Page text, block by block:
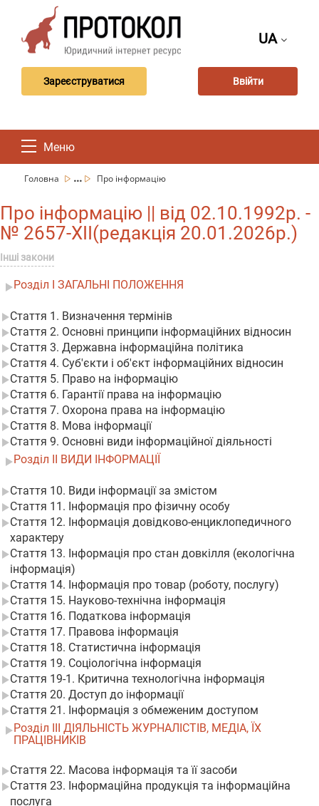
UA
Зареєструватися Ввійти
Меню
Головна ... Про інформацію
Про інформацію || від 02.10.1992р. -
№ 2657-XII(редакція 20.01.2026р.)
Інші закони
Розділ I ЗАГАЛЬНІ ПОЛОЖЕННЯ
Стаття 1. Визначення термінів
Стаття 2. Основні принципи інформаційних відносин
Стаття 3. Державна інформаційна політика
Стаття 4. Суб'єкти і об'єкт інформаційних відносин
Стаття 5. Право на інформацію
Стаття 6. Гарантії права на інформацію
Стаття 7. Охорона права на інформацію
Стаття 8. Мова інформації
Стаття 9. Основні види інформаційної діяльності
Розділ II ВИДИ ІНФОРМАЦІЇ
Стаття 10. Види інформації за змістом
Стаття 11. Інформація про фізичну особу
Стаття 12. Інформація довідково-енциклопедичного
характеру
Стаття 13. Інформація про стан довкілля (екологічна
інформація)
Стаття 14. Інформація про товар (роботу, послугу)
Стаття 15. Науково-технічна інформація
Стаття 16. Податкова інформація
Стаття 17. Правова інформація
Стаття 18. Статистична інформація
Стаття 19. Соціологічна інформація
Стаття 19-1. Критична технологічна інформація
Стаття 20. Доступ до інформації
Стаття 21. Інформація з обмеженим доступом
Розділ III ДІЯЛЬНІСТЬ ЖУРНАЛІСТІВ, МЕДІА, ЇХ
ПРАЦІВНИКІВ
Стаття 22. Масова інформація та її засоби
Стаття 23. Інформаційна продукція та інформаційна
послуга